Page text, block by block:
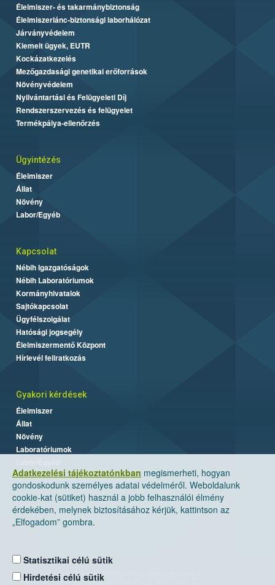
Adatkezelési tájékoztatónkban megismerheti, hogyan
gondoskodunk személyes adatai védelméről. Weboldalunk
cookie-kat (sütiket) használ a jobb felhasználói élmény
érdekében, melynek biztosításához kérjük, kattintson az
„Elfogadom” gombra.
Statisztikai célú sütik
Hirdetési célú sütik
Élelmiszer- és takarmánybiztonság
Élelmiszerlánc-biztonsági laborhálózat
Járványvédelem
Kiemelt ügyek, EUTR
Kockázatkezelés
Mezőgazdasági genetikai erőforrások
Növényvédelem
Nyilvántartási és Felügyeleti Díj
Rendszerszervezés és felügyelet
Termékpálya-ellenőrzés
Ügyintézés
Élelmiszer
Állat
Növény
Labor/Egyéb
Kapcsolat
Nébih Igazgatóságok
Nébih Laboratóriumok
Kormányhivatalok
Sajtókapcsolat
Ügyfélszolgálat
Hatósági jogsegély
Élelmiszermentő Központ
Hírlevél feliratkozás
Gyakori kérdések
Élelmiszer
Állat
Növény
Laboratóriumok
Nemzeti Élelmiszerlánc-biztonsági Hivatal